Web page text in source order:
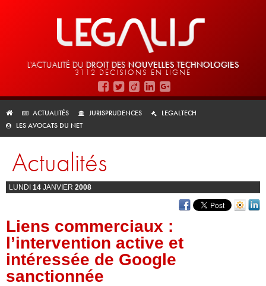
L'ACTUALITÉ DU DROIT DES NOUVELLES TECHNOLOGIES
3112 DÉCISIONS EN LIGNE
ACTUALITÉS JURISPRUDENCES
LEGALTECH
LES AVOCATS DU NET
Actualités
LUNDI 14 JANVIER 2008
Liens commerciaux :
l’intervention active et
intéressée de Google
sanctionnée